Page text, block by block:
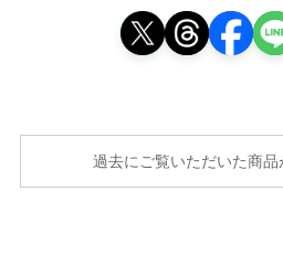
過去にご覧いただいた商品